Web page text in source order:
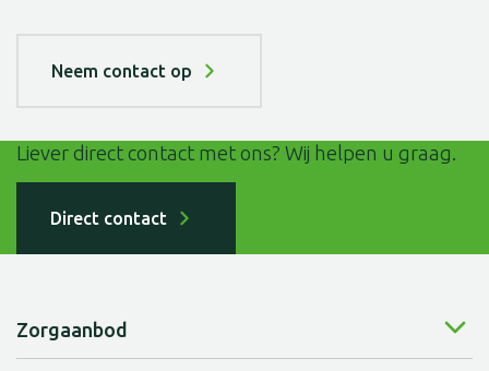
Neem contact op
Liever direct contact met ons? Wij helpen u graag.
Direct contact
Zorgaanbod